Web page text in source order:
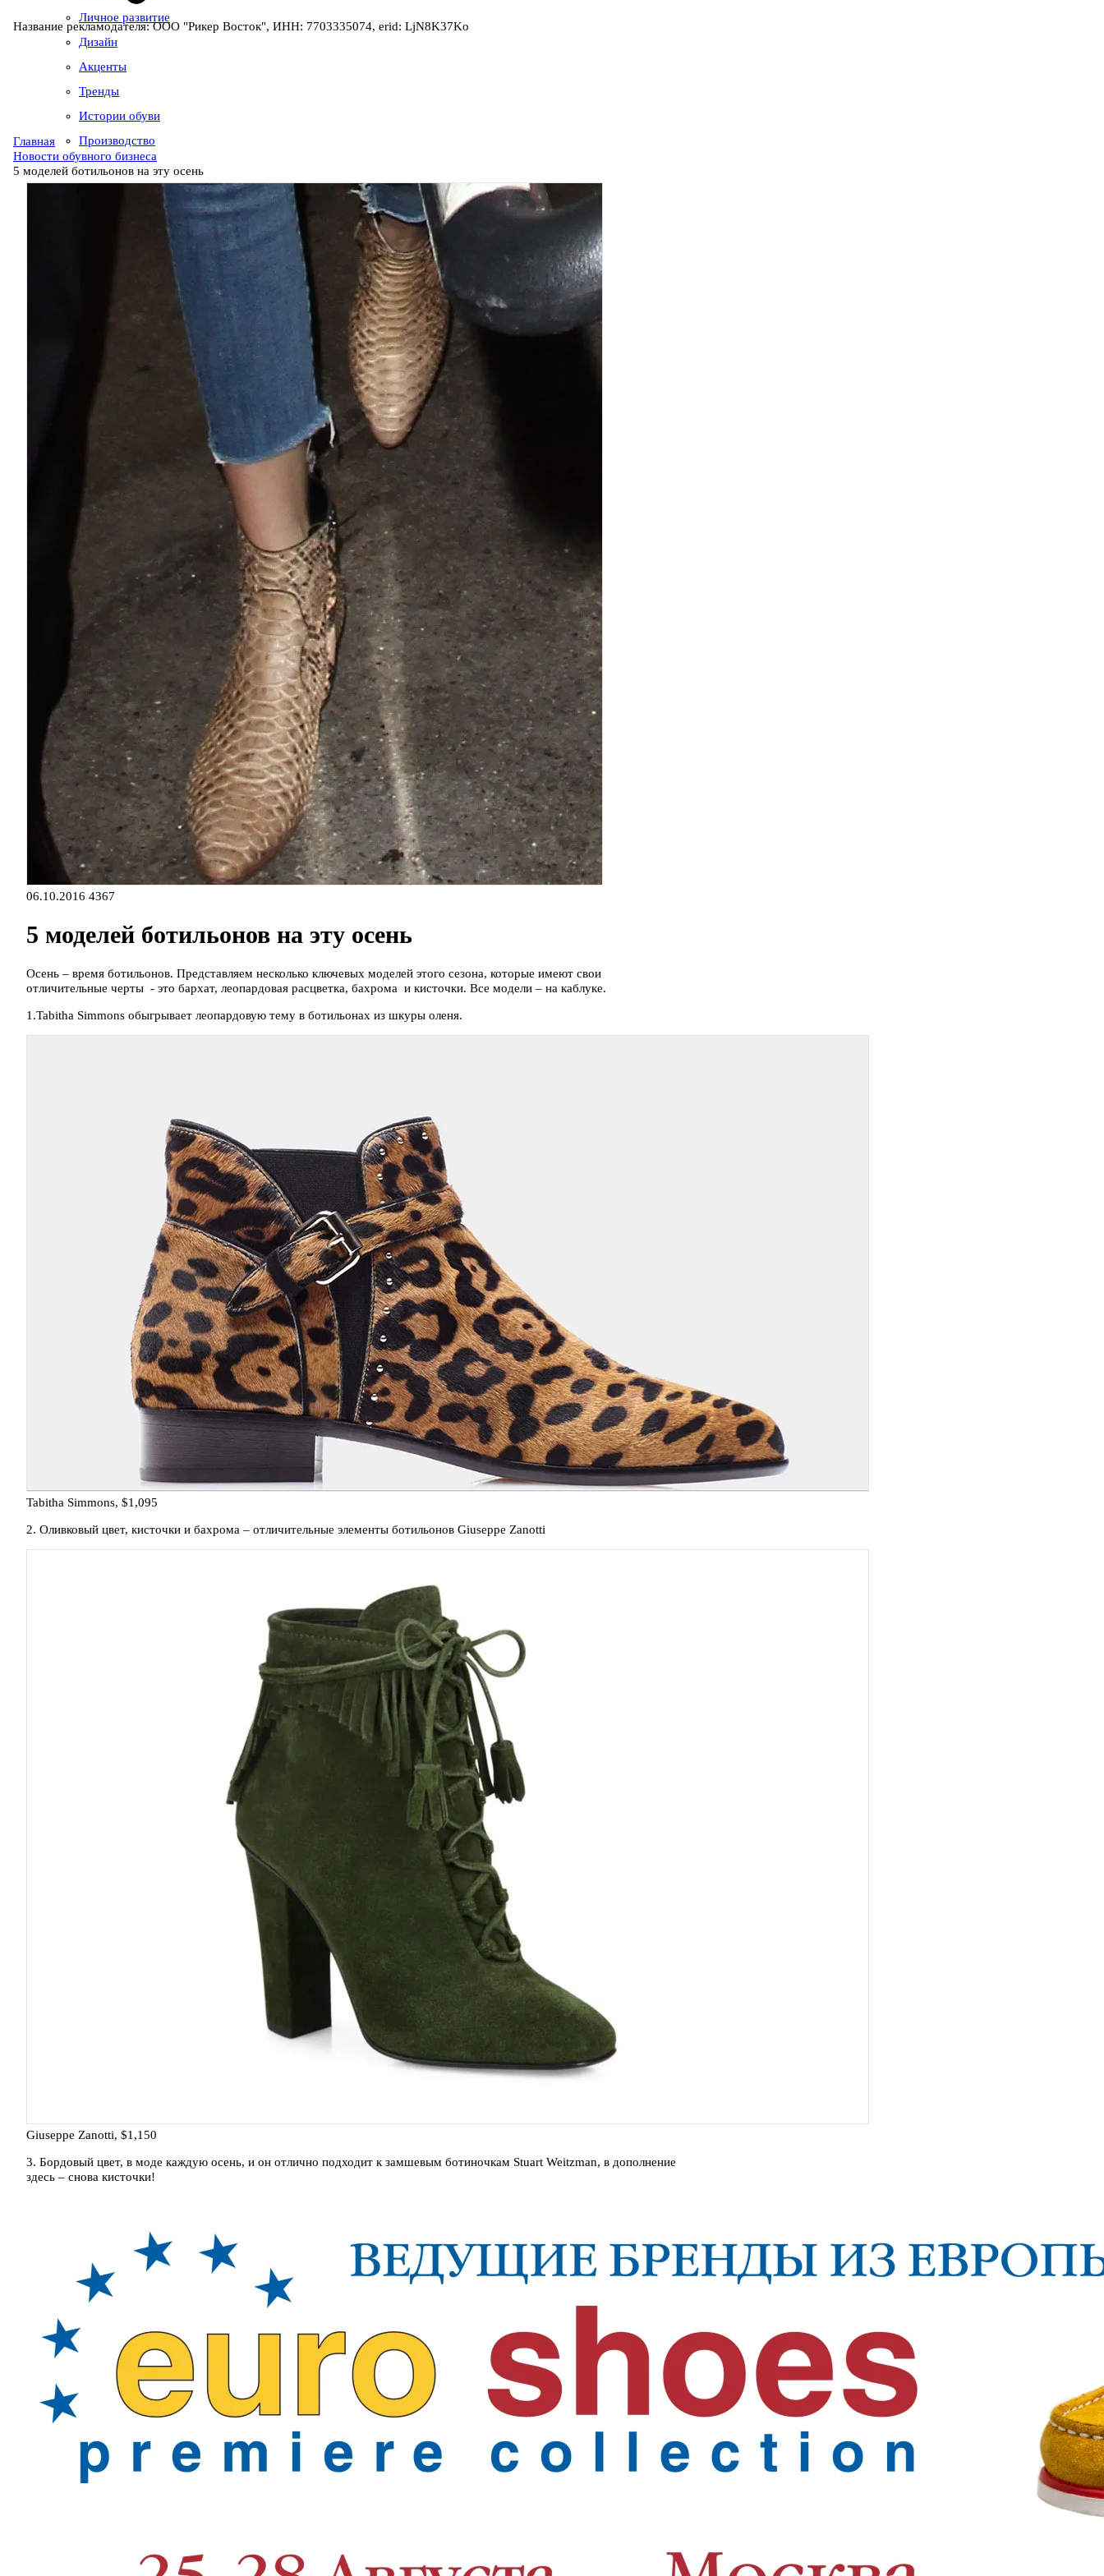
Личное развитие
Дизайн
Акценты
Тренды
Истории обуви
Производство
Название рекламодателя: ООО "Рикер Восток", ИНН: 7703335074, erid: LjN8K37Ko
Главная
Новости обувного бизнеса
5 моделей ботильонов на эту осень
06.10.2016 4367
5 моделей ботильонов на эту осень
Осень – время ботильонов. Представляем несколько ключевых моделей этого сезона, которые имеют свои
отличительные черты - это бархат, леопардовая расцветка, бахрома и кисточки. Все модели – на каблуке.
1.Tabitha Simmons обыгрывает леопардовую тему в ботильонах из шкуры оленя.
Tabitha Simmons, $1,095
2. Оливковый цвет, кисточки и бахрома – отличительные элементы ботильонов Giuseppe Zanotti
Giuseppe Zanotti, $1,150
3. Бордовый цвет, в моде каждую осень, и он отлично подходит к замшевым ботиночкам Stuart Weitzman, в дополнение
здесь – снова кисточки!